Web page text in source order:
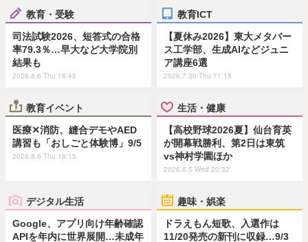
教育・受験
司法試験2026、短答式の合格
率79.3％…早大など大学院別
結果も
2026.8.6 Thu 18:45
教育ICT
【夏休み2026】東大メタバー
ス工学部、生成AIなどジュニ
ア講座6選
2026.7.30 Thu 11:15
教育イベント
医療✕消防、縫合デモやAED
講習も「おしごと体験博」9/5
2026.8.6 Thu 18:15
生活・健康
【高校野球2026夏】仙台育英
が開幕戦勝利、第2日は東筑
vs神村学園ほか
2026.8.5 Wed 20:32
デジタル生活
Google、アプリ向け年齢確認
APIを年内に世界展開…未成年
趣味・娯楽
ドラえもん短歌、入選作は
11/20発売の新刊に収録…9/3